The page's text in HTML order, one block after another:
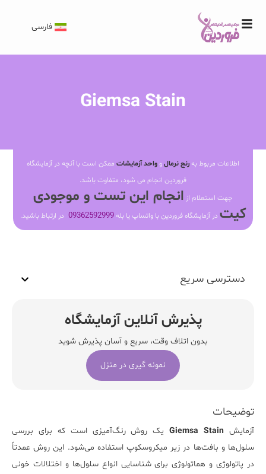
فارسی
Giemsa Stain
اطلاعات مربوط بهرنج نرمالو واحد آزمایشات ممکن است با آنچه در آزمایشگاه
فروردین انجام می شود، متفاوت باشد.
جهت استعلام از انجام این تست و موجودی
کیت در آزمایشگاه فروردین با واتساپ یا بله09362592999 در ارتباط باشید.
توضیحات
آزمایش Giemsa Stainیک روش رنگ‌آمیزی است که برای بررسی
سلول‌ها و بافت‌ها در زیر میکروسکوپ استفاده می‌شود. این روش عمدتاً
در پاتولوژی و هماتولوژی برای شناسایی انواع سلول‌ها و اختلالات خونی
دسترسی سریع
پذیرش آنلاین آزمایشگاه
بدون اتلاف وقت، سریع و آسان پذیرش شوید
نمونه گیری در منزل